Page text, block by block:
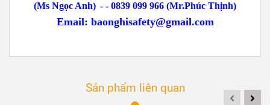
(Ms Ngọc Anh) - - 0839 099 966 (Mr.Phúc Thịnh)
Email: baonghisafety@gmail.com
Sản phẩm liên quan